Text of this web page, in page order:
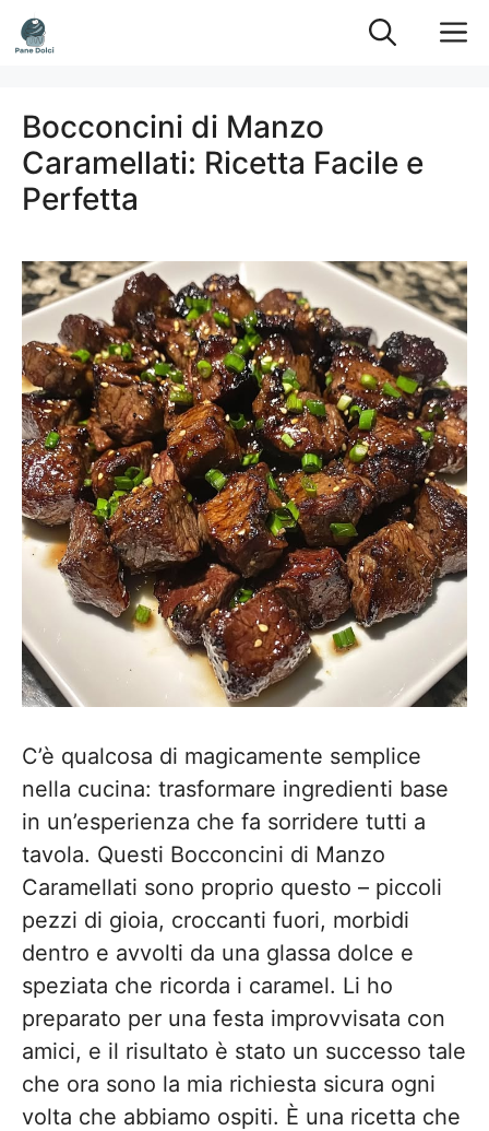
Vai
al
Bocconcini di Manzo
Caramellati: Ricetta Facile e
Perfetta
C’è qualcosa di magicamente semplice
nella cucina: trasformare ingredienti base
in un’esperienza che fa sorridere tutti a
tavola. Questi Bocconcini di Manzo
Caramellati sono proprio questo – piccoli
pezzi di gioia, croccanti fuori, morbidi
dentro e avvolti da una glassa dolce e
speziata che ricorda i caramel. Li ho
preparato per una festa improvvisata con
amici, e il risultato è stato un successo tale
che ora sono la mia richiesta sicura ogni
volta che abbiamo ospiti. È una ricetta che